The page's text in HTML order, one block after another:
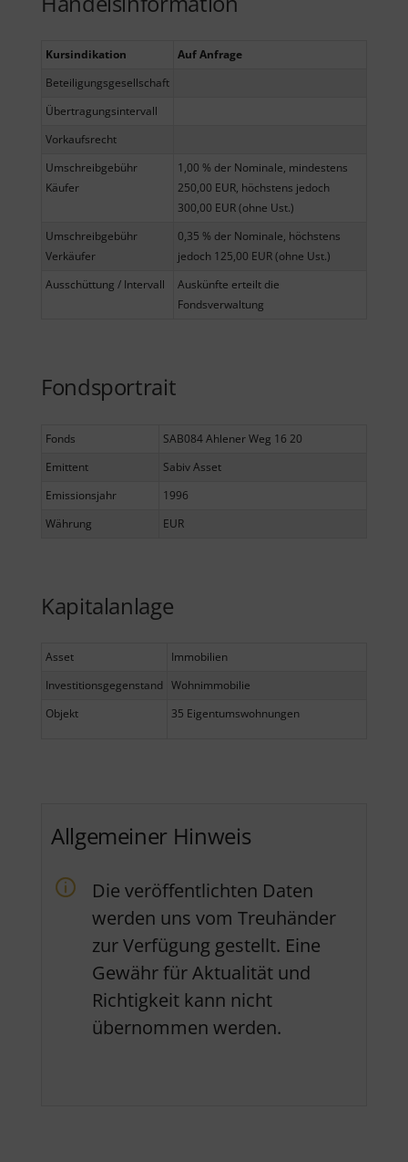
Kursindikation
Auf Anfrage
Beteiligungsgesellschaft
Übertragungsintervall
Vorkaufsrecht
Umschreibgebühr
Käufer
1,00 % der Nominale, mindestens
250,00 EUR, höchstens jedoch
300,00 EUR (ohne Ust.)
Umschreibgebühr
Verkäufer
0,35 % der Nominale, höchstens
jedoch 125,00 EUR (ohne Ust.)
Ausschüttung / Intervall
Auskünfte erteilt die
Fondsverwaltung
Fondsportrait
Fonds
SAB084 Ahlener Weg 16 20
Emittent
Sabiv Asset
Emissionsjahr
1996
Währung
EUR
Kapitalanlage
Asset
Immobilien
Investitionsgegenstand Wohnimmobilie
Objekt
35 Eigentumswohnungen
Allgemeiner Hinweis
Die veröffentlichten Daten
werden uns vom Treuhänder
zur Verfügung gestellt. Eine
Gewähr für Aktualität und
Richtigkeit kann nicht
übernommen werden.